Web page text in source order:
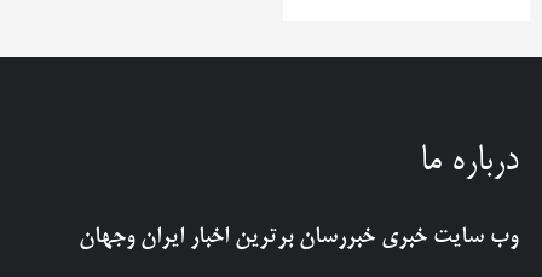
درباره ما
وب سایت خبری خبررسان برترین اخبار ایران وجهان